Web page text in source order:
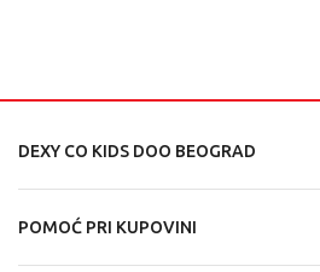
DEXY CO KIDS DOO BEOGRAD
POMOĆ PRI KUPOVINI